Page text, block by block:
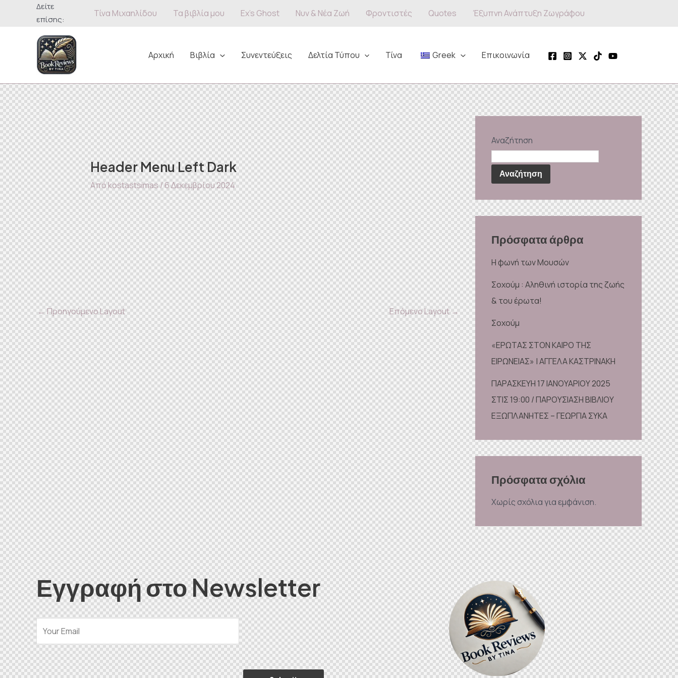
ΜετάβασηΔείτε
επίσης:
Τίνα Μιχαηλίδου Τα βιβλία μου Ex’s Ghost Νυν & Νέα Ζωή Φροντιστές Quotes Έξυπνη Ανάπτυξη Ζωγράφου
Αρχική Βιβλία Συνεντεύξεις Δελτία Τύπου Τίνα Greek Επικοινωνία
Header Menu Left Dark
Απόkostastsimas/6 Δεκεμβρίου 2024
←Προηγούμενο Layout Επόμενο Layout→
Αναζήτηση
Αναζήτηση
Πρόσφατα άρθρα
Η φωνή των Μουσών
Σοχούμ : Αληθινή ιστορία της ζωής
& του έρωτα!
Σοχούμ
«ΕΡΩΤΑΣ ΣΤΟΝ ΚΑΙΡΟ ΤΗΣ
ΕΙΡΩΝΕΙΑΣ» | ΑΓΓΕΛΑ ΚΑΣΤΡΙΝΑΚΗ
ΠΑΡΑΣΚΕΥΗ 17 ΙΑΝΟΥΑΡΙΟΥ 2025
ΣΤΙΣ 19:00 / ΠΑΡΟΥΣΙΑΣΗ ΒΙΒΛΙΟΥ
ΕΞΩΠΛΑΝΗΤΕΣ – ΓΕΩΡΓΙΑ ΣΥΚΑ
Πρόσφατα σχόλια
Χωρίς σχόλια για εμφάνιση.
Εγγραφή στο Newsletter
E
m
a
i
Alternative: